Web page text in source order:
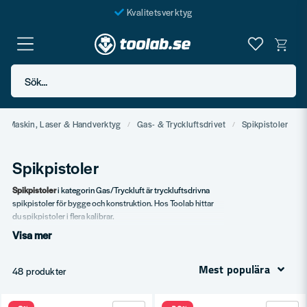
Kvalitetsverktyg
Fraktfritt över 999 SEK*
En järnhandel för alla
Sök...
Maskin, Laser & Handverktyg Gas- & Tryckluftsdrivet Spikpistoler
Spikpistoler
Spikpistoleri kategorin Gas/Tryckluft är tryckluftsdrivna
spikpistoler för bygge och konstruktion. Hos Toolab hittar
du spikpistoler i flera kalibrar.
Vårt sortiment
För olika spikar.
Visa mer
48 produkter Mest populära